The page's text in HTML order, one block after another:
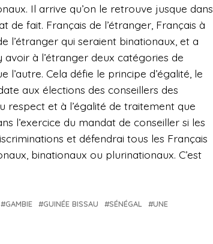
Il arrive qu’on le retrouve jusque dans
de fait. Français de l’étranger, Français à
l’étranger qui seraient binationaux, et a
à l’étranger deux catégories de
l’autre. Cela défie le principe d’égalité, le
aux élections des conseillers des
respect et à l’égalité de traitement que
l’exercice du mandat de conseiller si les
et défendrai tous les Français
binationaux ou plurinationaux. C’est
GAMBIE GUINÉE BISSAU SÉNÉGAL UNE